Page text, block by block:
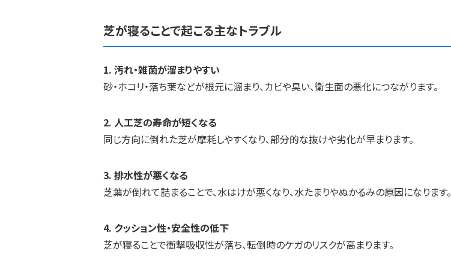
芝が寝ることで起こる主なトラブル
1. 汚れ・雑菌が溜まりやすい
砂・ホコリ・落ち葉などが根元に溜まり、カビや臭い、衛生面の悪化につながります。
2. 人工芝の寿命が短くなる
同じ方向に倒れた芝が摩耗しやすくなり、部分的な抜けや劣化が早まります。
3. 排水性が悪くなる
芝葉が倒れて詰まることで、水はけが悪くなり、水たまりやぬかるみの原因になります。
4. クッション性・安全性の低下
芝が寝ることで衝撃吸収性が落ち、転倒時のケガのリスクが高まります。